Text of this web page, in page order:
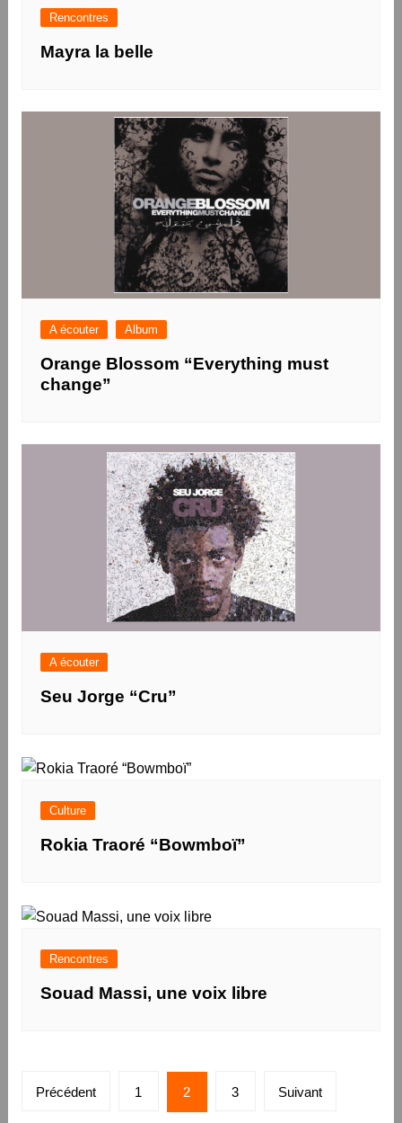
Rencontres
Mayra la belle
A écouter Album
Orange Blossom “Everything must
change”
A écouter
Seu Jorge “Cru”
Culture
Rokia Traoré “Bowmboï”
Rencontres
Souad Massi, une voix libre
Pagination
Précédent 1 2 3 Suivant